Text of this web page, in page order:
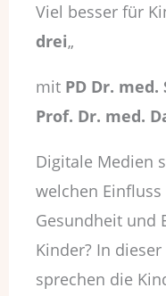
Viel besser für
drei„
mit PD Dr.
Prof. Dr. med.
Digitale Medien
welchen
Gesundheit und
Kinder? In
sprechen die